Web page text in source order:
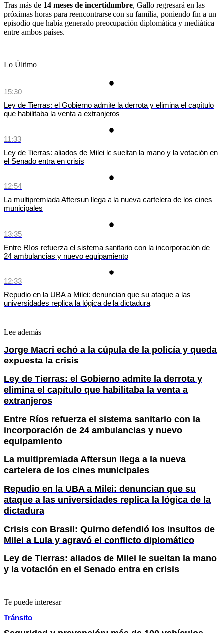
Tras más de 14 meses de incertidumbre, Gallo regresará en las
próximas horas para reencontrarse con su familia, poniendo fin a un
episodio que había generado preocupación diplomática y mediática
entre ambos países.
Lo Último
15:30
Ley de Tierras: el Gobierno admite la derrota y elimina el capítulo
que habilitaba la venta a extranjeros
11:33
Ley de Tierras: aliados de Milei le sueltan la mano y la votación en
el Senado entra en crisis
12:54
La multipremiada Aftersun llega a la nueva cartelera de los cines
municipales
13:35
Entre Ríos refuerza el sistema sanitario con la incorporación de
24 ambulancias y nuevo equipamiento
12:33
Repudio en la UBA a Milei: denuncian que su ataque a las
universidades replica la lógica de la dictadura
Lee además
Jorge Macri echó a la cúpula de la policía y queda
expuesta la crisis
Ley de Tierras: el Gobierno admite la derrota y
elimina el capítulo que habilitaba la venta a
extranjeros
Entre Ríos refuerza el sistema sanitario con la
incorporación de 24 ambulancias y nuevo
equipamiento
La multipremiada Aftersun llega a la nueva
cartelera de los cines municipales
Repudio en la UBA a Milei: denuncian que su
ataque a las universidades replica la lógica de la
dictadura
Crisis con Brasil: Quirno defendió los insultos de
Milei a Lula y agravó el conflicto diplomático
Ley de Tierras: aliados de Milei le sueltan la mano
y la votación en el Senado entra en crisis
Te puede interesar
Tránsito